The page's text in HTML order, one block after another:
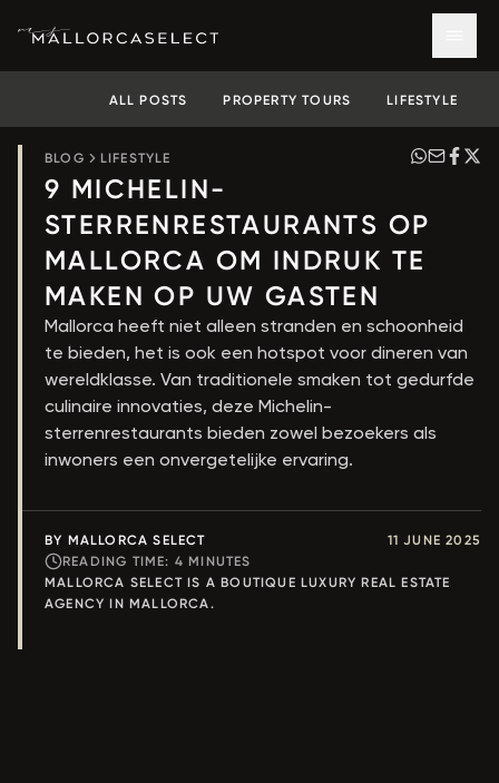
ALL POSTS PROPERTY TOURS LIFESTYLE
BLOG LIFESTYLE
9 MICHELIN-
STERRENRESTAURANTS OP
MALLORCA OM INDRUK TE
MAKEN OP UW GASTEN
Mallorca heeft niet alleen stranden en schoonheid
te bieden, het is ook een hotspot voor dineren van
wereldklasse. Van traditionele smaken tot gedurfde
culinaire innovaties, deze Michelin-
sterrenrestaurants bieden zowel bezoekers als
inwoners een onvergetelijke ervaring.
BY MALLORCA SELECT
11 JUNE 2025
READING TIME: 4 MINUTES
MALLORCA SELECT IS A BOUTIQUE LUXURY REAL ESTATE
AGENCY IN MALLORCA.